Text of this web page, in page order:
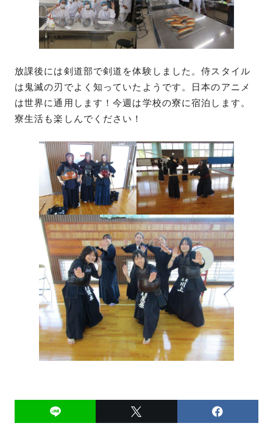
放課後には剣道部で剣道を体験しました。侍スタイル
は鬼滅の刃でよく知っていたようです。日本のアニメ
は世界に通用します！今週は学校の寮に宿泊します。
寮生活も楽しんでください！